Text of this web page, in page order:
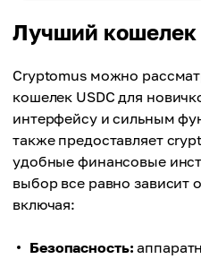
Лучший кошелек
Cryptomus можно
кошелек USDC для
интерфейсу и сильным
также предоставляет
удобные финансовые
выбор все равно зависит
включая:
Безопасность: